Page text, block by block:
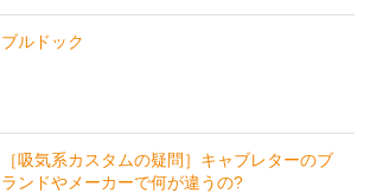
ブルドック
［吸気系カスタムの疑問］キャブレターのブ
ランドやメーカーで何が違うの?